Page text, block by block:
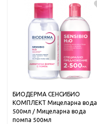
БИОДЕРМА СЕНСИБИО
КОМПЛЕКТ Мицеларна вода
500мл / Мицеларна вода
помпа 500мл